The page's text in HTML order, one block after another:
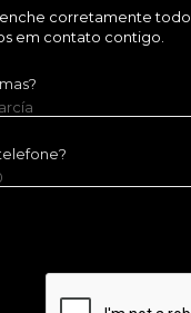
corretamente
em contato contigo.